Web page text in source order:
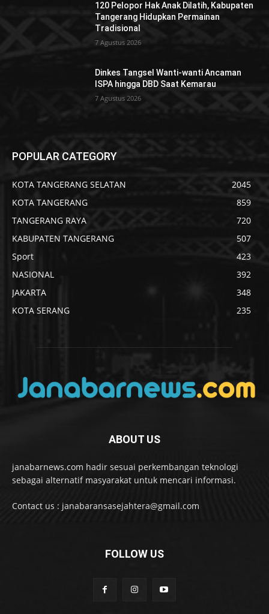
120 Pelopor Hak Anak Dilatih, Kabupaten
Tangerang Hidupkan Permainan
Tradisional
7 Agustus 2026
Dinkes Tangsel Wanti-wanti Ancaman
ISPA hingga DBD Saat Kemarau
7 Agustus 2026
POPULAR CATEGORY
KOTA TANGERANG SELATAN
2045
KOTA TANGERANG
859
TANGERANG RAYA
720
KABUPATEN TANGERANG
507
Sport
423
NASIONAL
392
JAKARTA
348
KOTA SERANG
235
ABOUT US
janabarnews.com hadir sesuai perkembangan teknologi
sebagai alternatif masyarakat untuk mencari informasi.
Contact us : janabaransasejahtera@gmail.com
FOLLOW US